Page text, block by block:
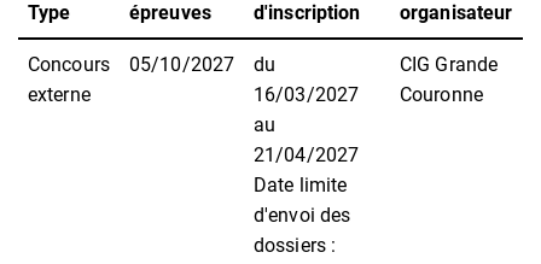
Type
épreuves
d'inscription
organisateur
Concours
externe
05/10/2027
du
16/03/2027
au
21/04/2027
Date limite
d'envoi des
dossiers :
CIG Grande
Couronne